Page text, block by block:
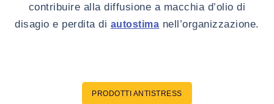
contribuire alla diffusione a macchia d’olio di
disagio e perdita di autostima nell’organizzazione.
PRODOTTI ANTISTRESS